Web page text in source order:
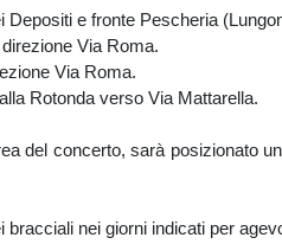
e fronte Pescheria
Via Roma.
Via Roma.
verso Via Mattarella.
del concerto, sarà posizionato
nei giorni indicati per